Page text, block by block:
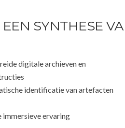
SYNTHESE
digitale archieven en
identificatie van artefacten
immersieve ervaring